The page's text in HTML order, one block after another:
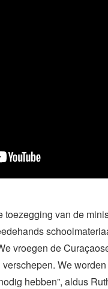
van de
vroegen de
We
hebben”, aldus